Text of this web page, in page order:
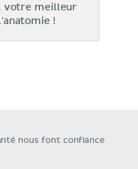
votre meilleur
!
nous font confiance